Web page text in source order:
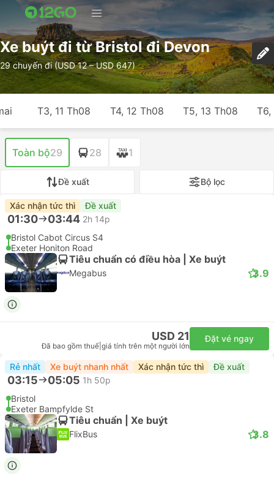
Xe buýt đi từ Bristol đi Devon
29 chuyến đi (USD 12 – USD 647)
T3, 11 Th08 T4, 12 Th08 T5, 13 Th08 T6,
Toàn bộ29 28 1
Đề xuất Bộ lọc
Xác nhận tức thì Đề xuất
01:30 03:44 2h 14p
Bristol Cabot Circus S4
Exeter Honiton Road
Tiêu chuẩn có điều hòa | Xe buýt
Megabus 3.9
USD 21
Đã bao gồm thuế giá tính trên một người lớn
Đặt vé ngay
Rẻ nhất Xe buýt nhanh nhất Xác nhận tức thì Đề xuất
03:15 05:05 1h 50p
Bristol
Exeter Bampfylde St
Tiêu chuẩn | Xe buýt
FlixBus 3.8